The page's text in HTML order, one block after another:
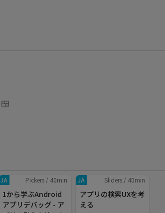
🍱
JA Pickers / 40min
1から学ぶAndroid
アプリデバッグ - ア
JA Sliders / 40min
アプリの検索UXを考
える